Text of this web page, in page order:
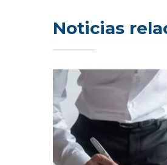
Noticias